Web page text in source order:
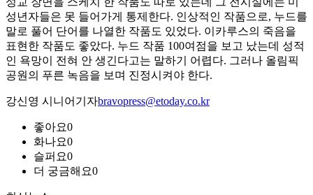
성년자들은 못 들어가게 통제한다. 인상적인 작품으로, 누드를
말로 풀어 단어를 나열한 작품도 있었다. 이카루스의 죽음을
표현한 작품도 좋았다. 누드 작품 100여점을 보고 났는데 성적
인 욕망이 전혀 안 생긴다고는 말하기 어렵다. 그러나 올림픽
공원의 푸른 녹음을 보며 진정시켜야 한다.
강신영 시니어기자bravopress@etoday.co.kr
좋아요0
화나요0
슬퍼요0
더 궁금해요0